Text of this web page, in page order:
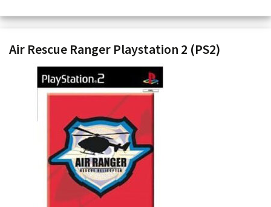
Air Rescue Ranger Playstation 2 (PS2)